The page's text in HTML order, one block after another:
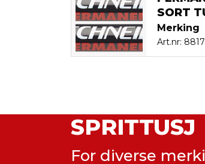
SORT
Merking
Art.nr:
SPRITTUSJ
For diverse